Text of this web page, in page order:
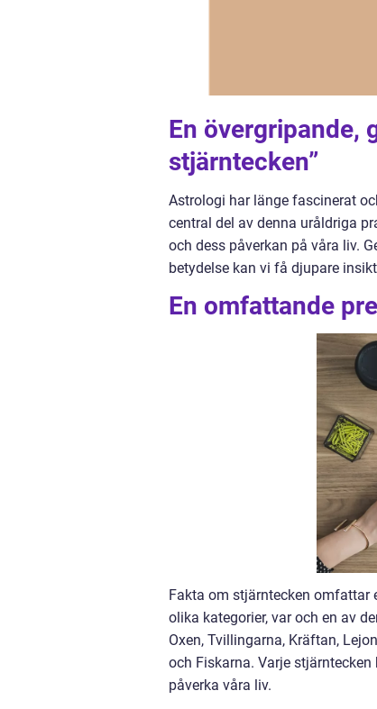
En övergripande,
stjärntecken”
Astrologi har länge fascinerat
central del av denna uråldriga
och dess påverkan på våra liv.
betydelse kan vi få djupare
En omfattande
Fakta om stjärntecken omfattar
olika kategorier, var och en av
Oxen, Tvillingarna, Kräftan,
och Fiskarna. Varje
påverka våra liv.